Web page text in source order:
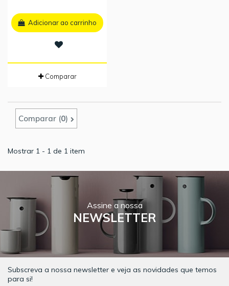
Adicionar ao carrinho
Comparar
Comparar (0)
Mostrar 1 - 1 de 1 item
Assine a nossa
NEWSLETTER
Subscreva a nossa newsletter e veja as novidades que temos
para si!